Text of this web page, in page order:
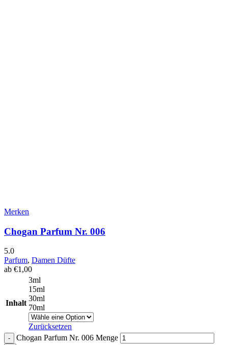
Merken
Chogan Parfum Nr. 006
5.0
Parfum, Damen Düfte
ab €1,00
Inhalt
3ml
15ml
30ml
70ml
Zurücksetzen
Chogan Parfum Nr. 006 Menge